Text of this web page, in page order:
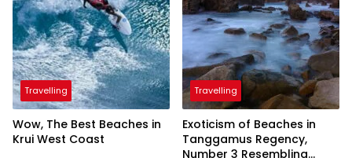
Travelling
Wow, The Best Beaches in
Krui West Coast
Travelling
Exoticism of Beaches in
Tanggamus Regency,
Number 3 Resembling